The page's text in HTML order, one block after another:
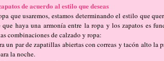
de acuerdo al estilo que deseas
que usaremos, estamos determinando el estilo que
que haya una armonía entre la ropa y los zapatos es
combinaciones de calzado y ropa:
un par de zapatillas abiertas con correas y tacón alto la
la noche.